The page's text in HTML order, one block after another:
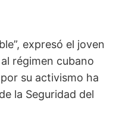
expresó el joven
régimen cubano
su activismo ha
la Seguridad del